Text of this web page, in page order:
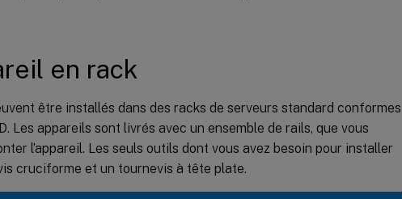
en rack
être installés dans des racks de serveurs standard conformes
Les appareils sont livrés avec un ensemble de rails, que vous
l’appareil. Les seuls outils dont vous avez besoin pour installer
cruciforme et un tournevis à tête plate.